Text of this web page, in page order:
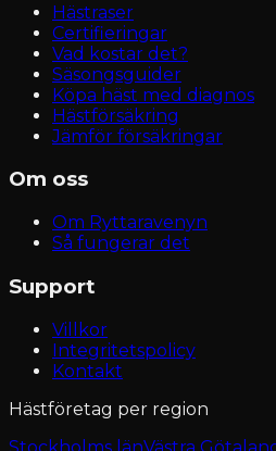
Hästraser
Certifieringar
Vad kostar det?
Säsongsguider
Köpa häst med diagnos
Hästförsäkring
Jämför försäkringar
Om oss
Om Ryttaravenyn
Så fungerar det
Support
Villkor
Integritetspolicy
Kontakt
Hästföretag per region
Stockholms länVästra